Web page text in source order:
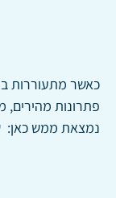
כאשר מתעוררות
פתרונות מהירים,
נמצאת ממש כאן: